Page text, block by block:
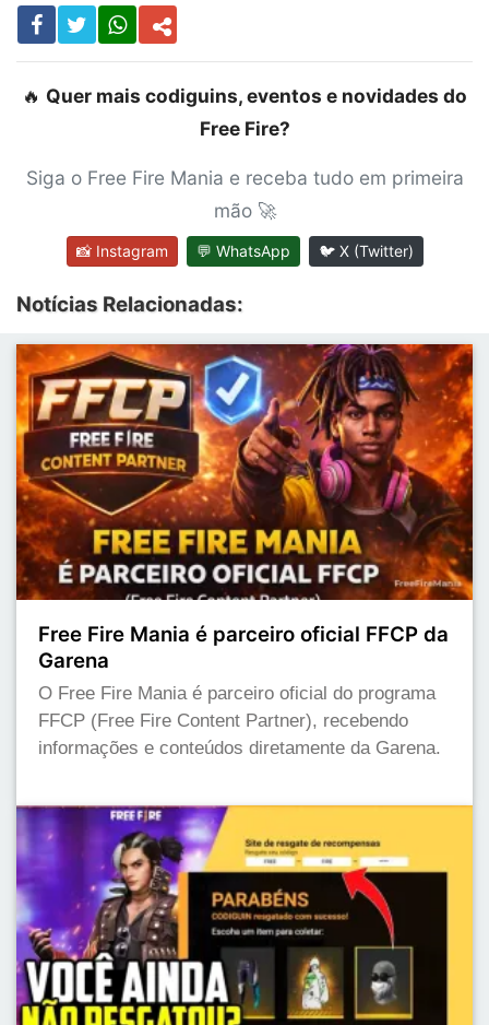
🔥 Quer mais codiguins, eventos e novidades do
Free Fire?
Siga o Free Fire Mania e receba tudo em primeira
mão 🚀
📸 Instagram 💬 WhatsApp 🐦 X (Twitter)
Notícias Relacionadas:
Free Fire Mania é parceiro oficial FFCP da
Garena
O Free Fire Mania é parceiro oficial do programa
FFCP (Free Fire Content Partner), recebendo
informações e conteúdos diretamente da Garena.